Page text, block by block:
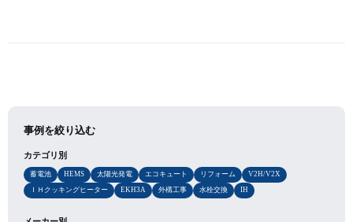
事例を絞り込む
カテゴリ別
蓄電池 HEMS 太陽光発電 エコキュート リフォーム
V2H/V2X
ＩＨクッキングヒーター
EKH3A 外構工事 水栓交換 IH